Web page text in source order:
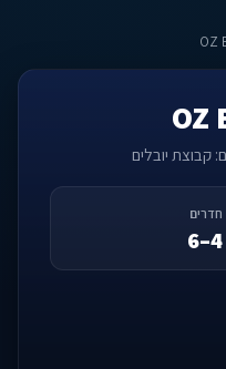
קבוצת יובלים
חדרים
4–6